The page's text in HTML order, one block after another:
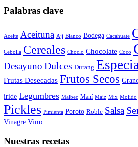
Palabras clave
Aceite Aceituna Ají Blanco Bodega Cacahuate
Cebolla Cereales Choclo Chocolate Coco
Desayuno Dulces Durang
Frutas Desecadas Frutos Secos
íride Legumbres Malbec Maní Maíz Mix Molido
Pickles Pimienta Poroto Roble Salsa
Vinagre Vino
Nuestras recetas